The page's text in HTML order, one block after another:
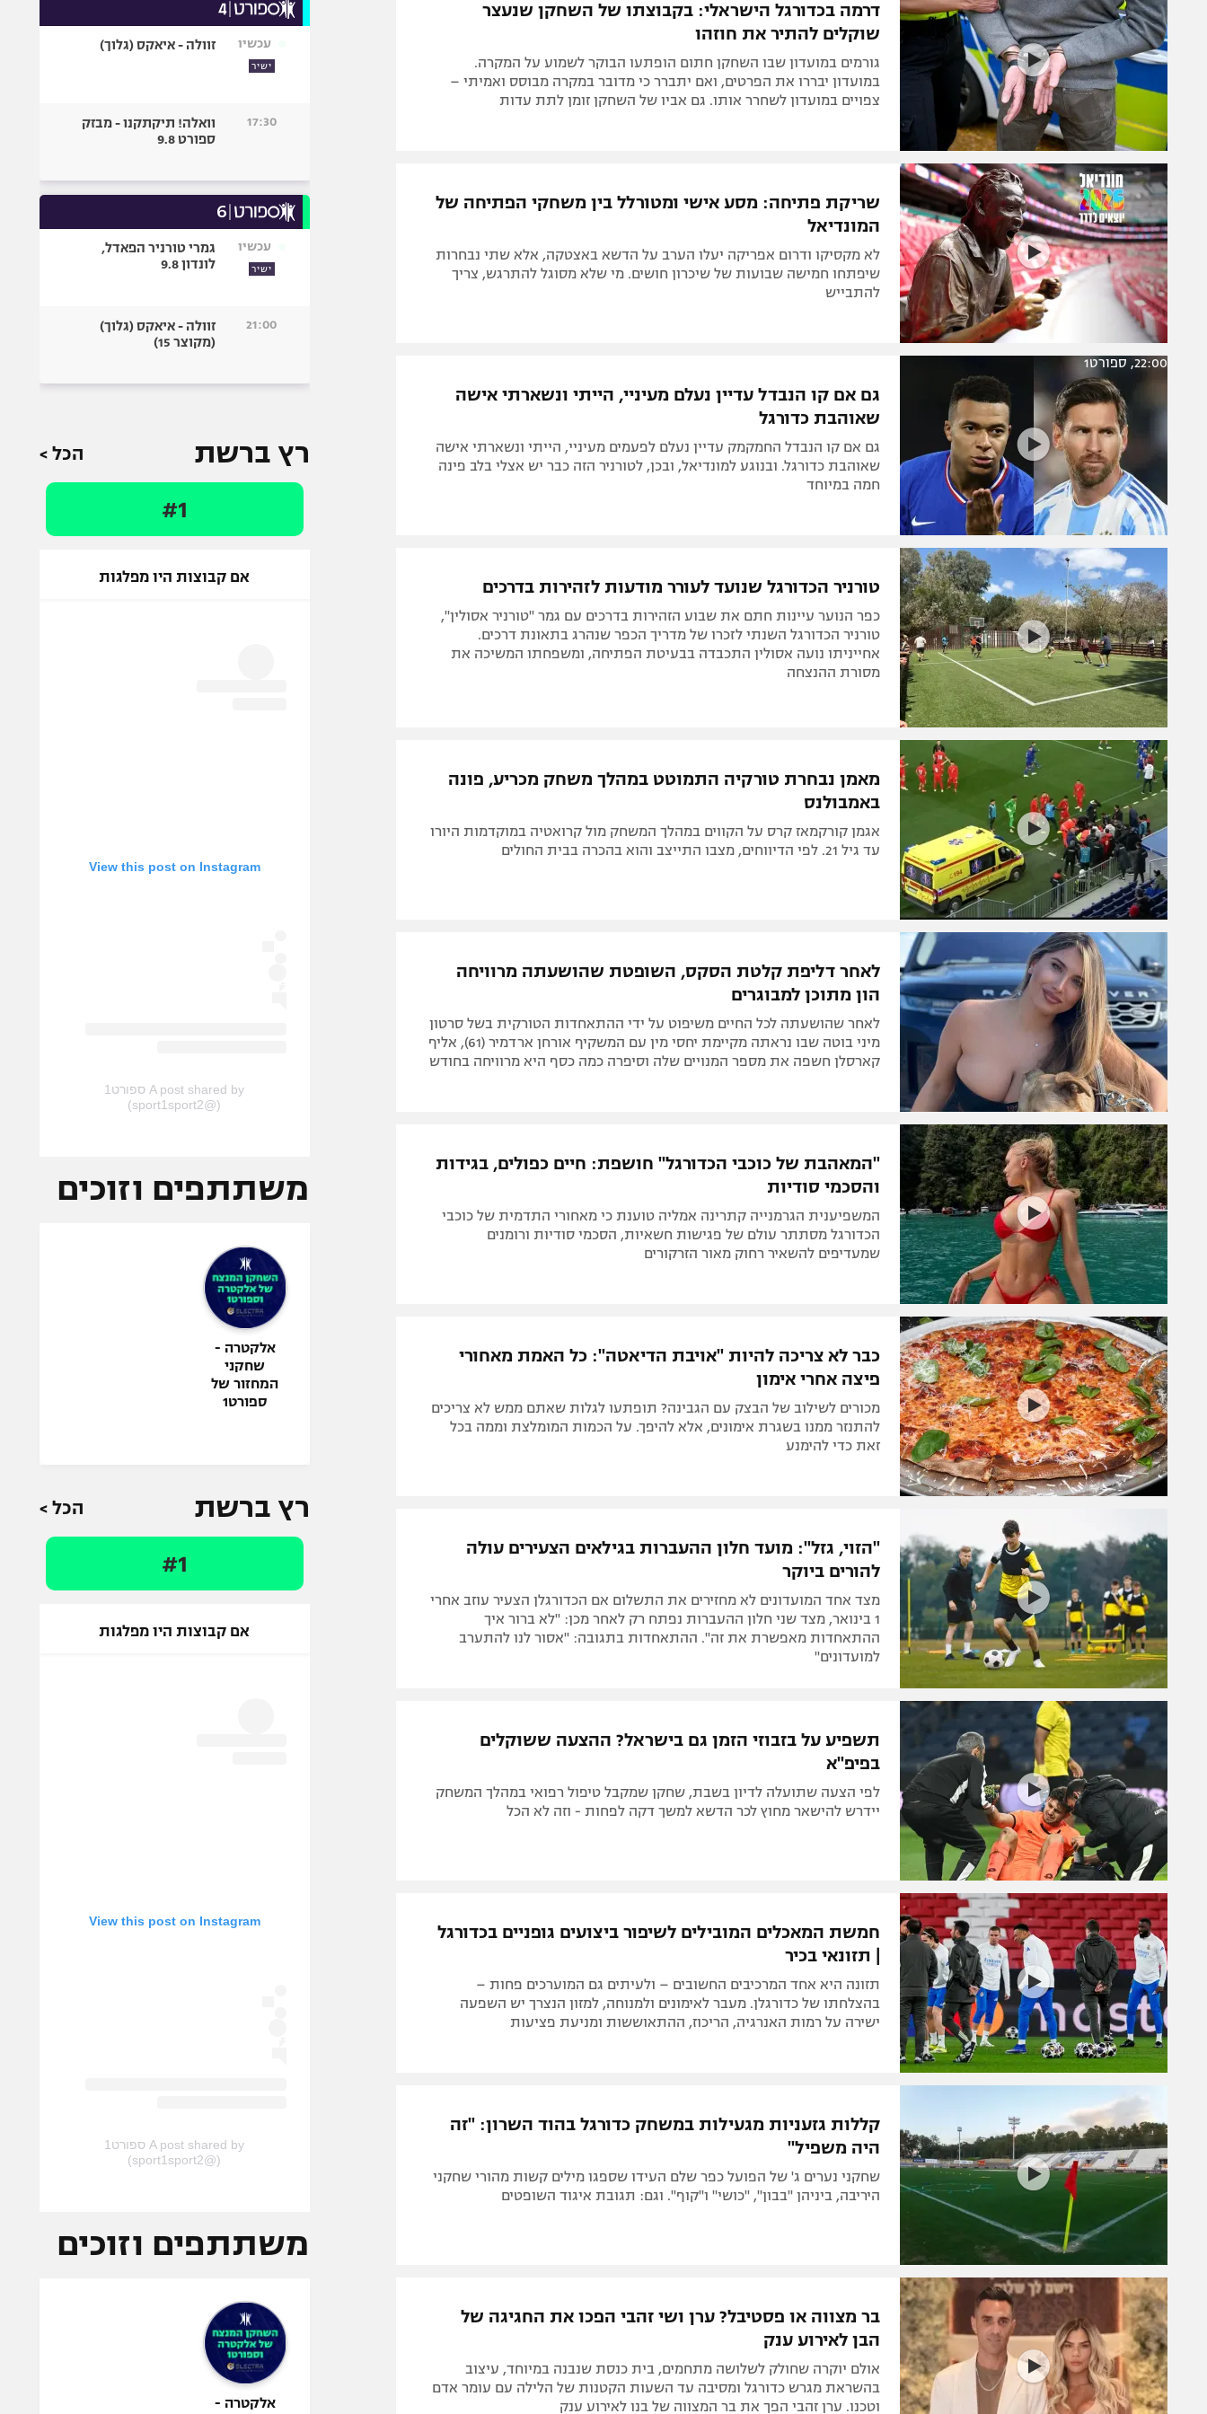
דרמה בכדורגל הישראלי: בקבוצתו של השחקן שנעצר
שוקלים להתיר את חוזהו
גורמים במועדון שבו השחקן חתום הופתעו הבוקר לשמוע על המקרה.
במועדון יבררו את הפרטים, ואם יתברר כי מדובר במקרה מבוסס ואמיתי –
צפויים במועדון לשחרר אותו. גם אביו של השחקן זומן לתת עדות
שריקת פתיחה: מסע אישי ומטורלל בין משחקי הפתיחה של
המונדיאל
לא מקסיקו ודרום אפריקה יעלו הערב על הדשא באצטקה, אלא שתי נבחרות
שיפתחו חמישה שבועות של שיכרון חושים. מי שלא מסוגל להתרגש, צריך
להתבייש
22:00, ספורט1
גם אם קו הנבדל עדיין נעלם מעיניי, הייתי ונשארתי אישה
שאוהבת כדורגל
גם אם קו הנבדל החמקמק עדיין נעלם לפעמים מעיניי, הייתי ונשארתי אישה
שאוהבת כדורגל. ובנוגע למונדיאל, ובכן, לטורניר הזה כבר יש אצלי בלב פינה
חמה במיוחד
טורניר הכדורגל שנועד לעורר מודעות לזהירות בדרכים
כפר הנוער עיינות חתם את שבוע הזהירות בדרכים עם גמר "טורניר אסולין",
טורניר הכדורגל השנתי לזכרו של מדריך הכפר שנהרג בתאונת דרכים.
אחייניתו נועה אסולין התכבדה בבעיטת הפתיחה, ומשפחתו המשיכה את
מסורת ההנצחה
מאמן נבחרת טורקיה התמוטט במהלך משחק מכריע, פונה
באמבולנס
אגמן קורקמאז קרס על הקווים במהלך המשחק מול קרואטיה במוקדמות היורו
עד גיל 21. לפי הדיווחים, מצבו התייצב והוא בהכרה בבית החולים
לאחר דליפת קלטת הסקס, השופטת שהושעתה מרוויחה
הון מתוכן למבוגרים
לאחר שהושעתה לכל החיים משיפוט על ידי ההתאחדות הטורקית בשל סרטון
מיני בוטה שבו נראתה מקיימת יחסי מין עם המשקיף אורחן ארדמיר (61), אליף
קארסלן חשפה את מספר המנויים שלה וסיפרה כמה כסף היא מרוויחה בחודש
"המאהבת של כוכבי הכדורגל" חושפת: חיים כפולים, בגידות
והסכמי סודיות
המשפיענית הגרמנייה קתרינה אמליה טוענת כי מאחורי התדמית של כוכבי
הכדורגל מסתתר עולם של פגישות חשאיות, הסכמי סודיות ורומנים
שמעדיפים להשאיר רחוק מאור הזרקורים
כבר לא צריכה להיות "אויבת הדיאטה": כל האמת מאחורי
פיצה אחרי אימון
מכורים לשילוב של הבצק עם הגבינה? תופתעו לגלות שאתם ממש לא צריכים
להתנזר ממנו בשגרת אימונים, אלא להיפך. על הכמות המומלצת וממה בכל
זאת כדי להימנע
"הזוי, גזל": מועד חלון ההעברות בגילאים הצעירים עולה
להורים ביוקר
מצד אחד המועדונים לא מחזירים את התשלום אם הכדורגלן הצעיר עוזב אחרי
1 בינואר, מצד שני חלון ההעברות נפתח רק לאחר מכן: "לא ברור איך
ההתאחדות מאפשרת את זה". ההתאחדות בתגובה: "אסור לנו להתערב
למועדונים"
תשפיע על בזבוזי הזמן גם בישראל? ההצעה ששוקלים
בפיפ"א
לפי הצעה שתועלה לדיון בשבת, שחקן שמקבל טיפול רפואי במהלך המשחק
יידרש להישאר מחוץ לכר הדשא למשך דקה לפחות - וזה לא הכל
חמשת המאכלים המובילים לשיפור ביצועים גופניים בכדורגל
| תזונאי בכיר
תזונה היא אחד המרכיבים החשובים – ולעיתים גם המוערכים פחות –
בהצלחתו של כדורגלן. מעבר לאימונים ולמנוחה, למזון הנצרך יש השפעה
ישירה על רמות האנרגיה, הריכוז, ההתאוששות ומניעת פציעות
קללות גזעניות מגעילות במשחק כדורגל בהוד השרון: "זה
היה משפיל"
שחקני נערים ג' של הפועל כפר שלם העידו שספגו מילים קשות מהורי שחקני
היריבה, ביניהן "בבון", "כושי" ו"קוף". וגם: תגובת איגוד השופטים
בר מצווה או פסטיבל? ערן ושי זהבי הפכו את החגיגה של
הבן לאירוע ענק
אולם יוקרה שחולק לשלושה מתחמים, בית כנסת שנבנה במיוחד, עיצוב
בהשראת מגרש כדורגל ומסיבה עד השעות הקטנות של הלילה עם עומר אדם
וטכנו. ערן זהבי הפך את בר המצווה של בנו לאירוע ענק
עכשיו
ישיר
זוולה - איאקס (גלוך)
17:30
וואלה! תיקתקנו - מבזק
ספורט 9.8
עכשיו
ישיר
גמרי טורניר הפאדל,
לונדון 9.8
21:00
זוולה - איאקס (גלוך)
(מקוצר 15)
רץ ברשת הכל >
#1
אם קבוצות היו מפלגות
View this post on Instagram
A post shared by ספורט1
(@sport1sport2)
משתתפים וזוכים
אלקטרה -
שחקני
המחזור של
ספורט1
רץ ברשת הכל >
#1
אם קבוצות היו מפלגות
View this post on Instagram
A post shared by ספורט1
(@sport1sport2)
משתתפים וזוכים
אלקטרה -